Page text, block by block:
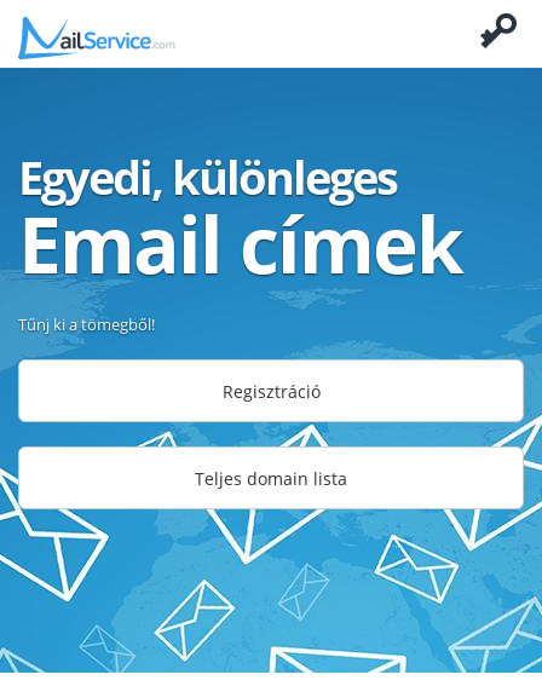
Egyedi, különleges
Email címek
Tűnj ki a tömegből!
Regisztráció
Teljes domain lista